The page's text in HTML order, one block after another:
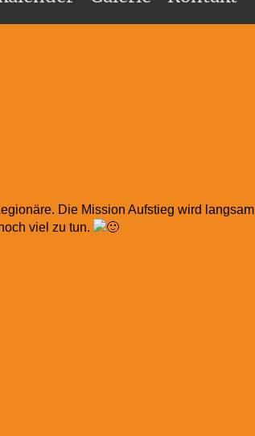
Die Mission Aufstieg wird langsam
viel zu tun.